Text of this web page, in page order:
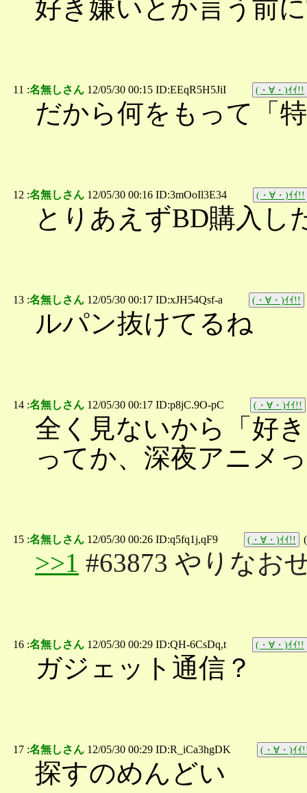
好き嫌いとか言う前
11 :名無しさん 12/05/30 00:15 ID:EEqR5H5JiI (・∀・)ｲｲ!!
だから何をもって「
12 :名無しさん 12/05/30 00:16 ID:3mOoIl3E34 (・∀・)ｲｲ!!
とりあえずBD購入し
13 :名無しさん 12/05/30 00:17 ID:xJH54Qsf-a (・∀・)ｲｲ!!
ルパン抜けてるね
14 :名無しさん 12/05/30 00:17 ID:p8jC.9O-pC (・∀・)ｲｲ!!
全く見ないから「好
ってか、深夜アニメ
15 :名無しさん 12/05/30 00:26 ID:q5fq1j,qF9 (・∀・)ｲｲ!! (
>>1 #63873 やりなお
16 :名無しさん 12/05/30 00:29 ID:QH-6CsDq,t (・∀・)ｲｲ!!
ガジェット通信？
17 :名無しさん 12/05/30 00:29 ID:R_iCa3hgDK (・∀・)ｲｲ
探すのめんどい